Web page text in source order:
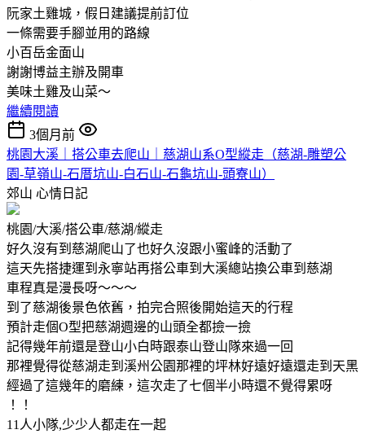
阮家土雞城，假日建議提前訂位
一條需要手腳並用的路線
小百岳金面山
謝謝博益主辦及開車
美味土雞及山菜～
繼續閱讀
3個月前
桃園大溪｜搭公車去爬山｜慈湖山系O型縱走（慈湖-雕塑公
園-草嶺山-石厝坑山-白石山-石龜坑山-頭寮山）
郊山 心情日記
桃園/大溪/搭公車/慈湖/縱走
好久沒有到慈湖爬山了也好久沒跟小蜜峰的活動了
這天先搭捷運到永寧站再搭公車到大溪總站換公車到慈湖
車程真是漫長呀～～～
到了慈湖後景色依舊，拍完合照後開始這天的行程
預計走個O型把慈湖週邊的山頭全都撿一撿
記得幾年前還是登山小白時跟泰山登山隊來過一回
那裡覺得從慈湖走到溪州公園那裡的坪林好遠好遠還走到天黑
經過了這幾年的磨練，這次走了七個半小時還不覺得累呀
！！
11人小隊,少少人都走在一起